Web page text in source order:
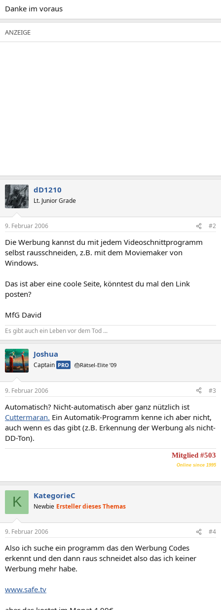
Danke im voraus
dD1210
Lt. Junior Grade
9. Februar 2006 #2
Die Werbung kannst du mit jedem Videoschnittprogramm
selbst rausschneiden, z.B. mit dem Moviemaker von
Windows.
Das ist aber eine coole Seite, könntest du mal den Link
posten?
MfG David
Es gibt auch ein Leben vor dem Tod ...
Joshua
Captain PRO 🎂Rätsel-Elite ’09
9. Februar 2006 #3
Automatisch? Nicht-automatisch aber ganz nützlich ist
Cuttermaran. Ein Automatik-Programm kenne ich aber nicht,
auch wenn es das gibt (z.B. Erkennung der Werbung als nicht-
DD-Ton).
Mitglied #503
Online since 1995
K KategorieC
Newbie Ersteller dieses Themas
9. Februar 2006 #4
Also ich suche ein programm das den Werbung Codes
erkennt und den dann raus schneidet also das ich keiner
Werbung mehr habe.
www.safe.tv